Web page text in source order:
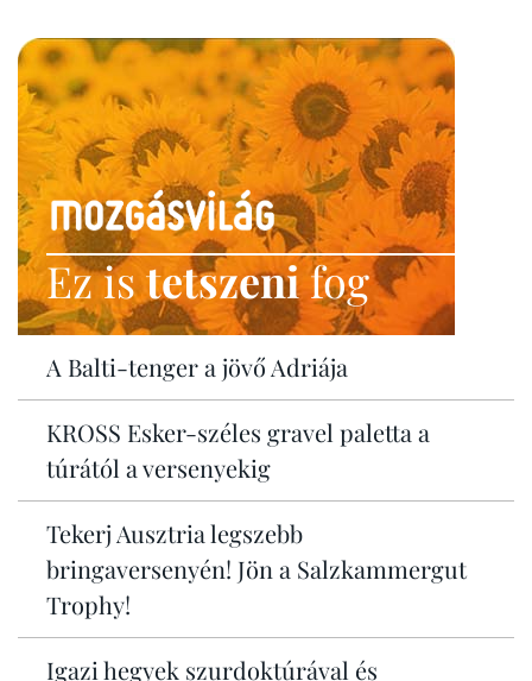
Ez istetszenifog
A Balti-tenger a jövő Adriája
KROSS Esker-széles gravel paletta a
túrától a versenyekig
Tekerj Ausztria legszebb
bringaversenyén! Jön a Salzkammergut
Trophy!
Igazi hegyek szurdoktúrával és